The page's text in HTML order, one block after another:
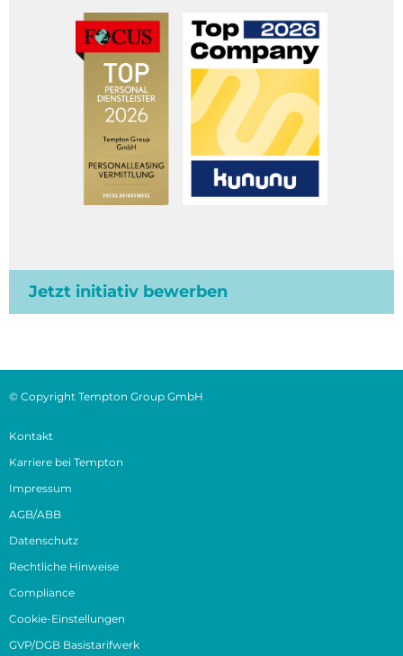
Jetzt initiativ bewerben
© Copyright Tempton Group GmbH
Kontakt
Karriere bei Tempton
Impressum
AGB/ABB
Datenschutz
Rechtliche Hinweise
Compliance
Cookie-Einstellungen
GVP/DGB Basistarifwerk